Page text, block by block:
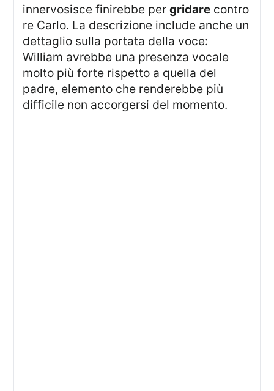
innervosisce finirebbe pergridare contro
re Carlo. La descrizione include anche un
dettaglio sulla portata della voce:
William avrebbe una presenza vocale
molto più forte rispetto a quella del
padre, elemento che renderebbe più
difficile non accorgersi del momento.